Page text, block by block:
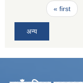
Pages« first
अन्य